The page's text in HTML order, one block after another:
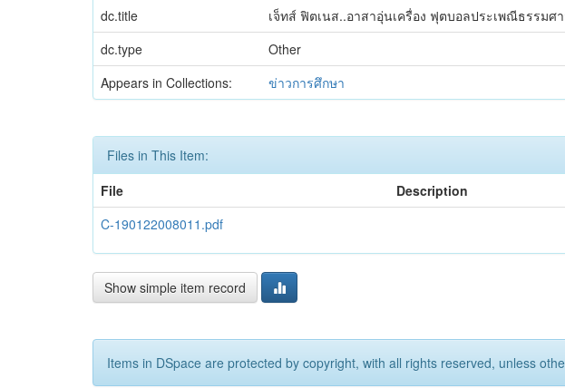
dc.title
เจ็ทส์ ฟิตเนส..อาสาอุ่นเครื่อง ฟุตบอลประเพณีธรรมศ
dc.type
Other
Appears in Collections:
ข่าวการศึกษา
Files in This Item:
File
Description
C-190122008011.pdf
Show simple item record
Items in DSpace are protected by copyright, with all rights reserved, unless